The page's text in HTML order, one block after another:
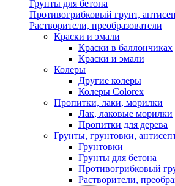
Грунты для бетона
Противогрибковый грунт,
Растворители, преобразователи
Краски и эмали
Краски в баллончиках
Краски и эмали
Колеры
Другие колеры
Колеры Colorex
Пропитки, лаки, морилки
Лак, лаковые морилки
Пропитки для дерева
Грунты, грунтовки,
Грунтовки
Грунты для бетона
Противогрибковый
Растворители,